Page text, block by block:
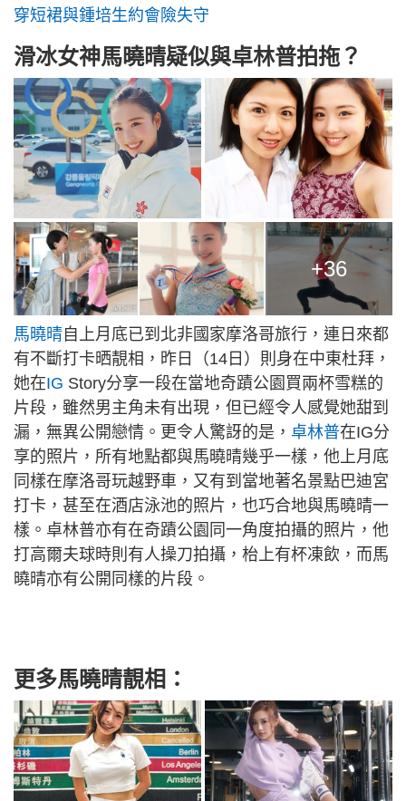
穿短裙與鍾培生約會險失守
滑冰女神馬曉晴疑似與卓林普拍拖？
+36
馬曉晴 自上月底已到北非國家摩洛哥旅行，連日來都
有不斷打卡晒靚相，昨日（14日）則身在中東杜拜，
她在IG Story分享一段在當地奇蹟公園買兩杯雪糕的
片段，雖然男主角未有出現，但已經令人感覺她甜到
漏，無異公開戀情。更令人驚訝的是， 卓林普在IG分
享的照片，所有地點都與馬曉晴幾乎一樣，他上月底
同樣在摩洛哥玩越野車，又有到當地著名景點巴迪宮
打卡，甚至在酒店泳池的照片，也巧合地與馬曉晴一
樣。卓林普亦有在奇蹟公園同一角度拍攝的照片，他
打高爾夫球時則有人操刀拍攝，枱上有杯凍飲，而馬
曉晴亦有公開同樣的片段。
更多馬曉晴靚相：